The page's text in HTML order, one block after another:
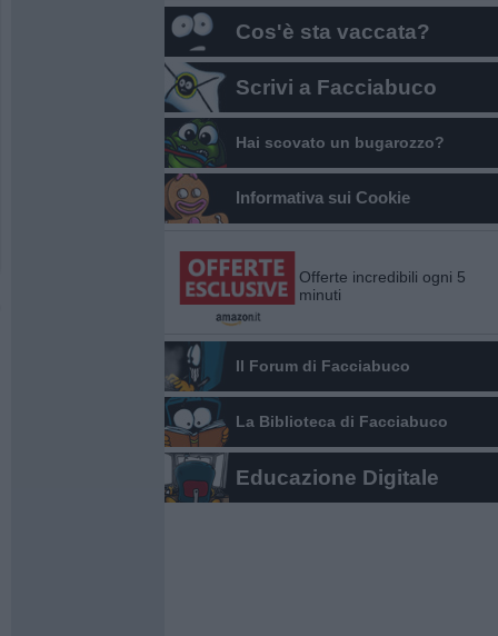
Cos'è sta vaccata?
Scrivi a Facciabuco
Hai scovato un bugarozzo?
Informativa sui Cookie
Offerte incredibili ogni 5
minuti
Il Forum di Facciabuco
La Biblioteca di Facciabuco
Educazione Digitale